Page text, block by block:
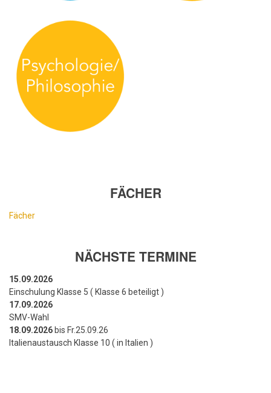
FÄCHER
Fächer
NÄCHSTE TERMINE
15.09.2026
Einschulung Klasse 5 ( Klasse 6 beteiligt )
17.09.2026
SMV-Wahl
18.09.2026 bis Fr.25.09.26
Italienaustausch Klasse 10 ( in Italien )